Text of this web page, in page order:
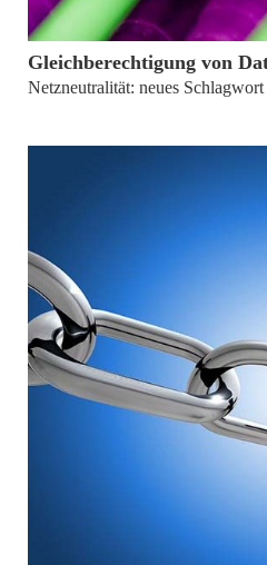
von Prof. Dr. Norbert
Gleichberechtigung von
Netzneutralität: neues